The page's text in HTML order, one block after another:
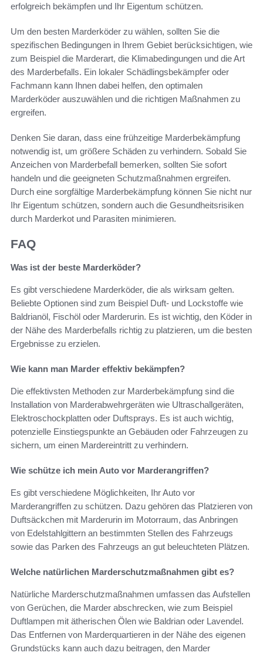
erfolgreich bekämpfen und Ihr Eigentum schützen.
Um den besten Marderköder zu wählen, sollten Sie die
spezifischen Bedingungen in Ihrem Gebiet berücksichtigen, wie
zum Beispiel die Marderart, die Klimabedingungen und die Art
des Marderbefalls. Ein lokaler Schädlingsbekämpfer oder
Fachmann kann Ihnen dabei helfen, den optimalen
Marderköder auszuwählen und die richtigen Maßnahmen zu
ergreifen.
Denken Sie daran, dass eine frühzeitige Marderbekämpfung
notwendig ist, um größere Schäden zu verhindern. Sobald Sie
Anzeichen von Marderbefall bemerken, sollten Sie sofort
handeln und die geeigneten Schutzmaßnahmen ergreifen.
Durch eine sorgfältige Marderbekämpfung können Sie nicht nur
Ihr Eigentum schützen, sondern auch die Gesundheitsrisiken
durch Marderkot und Parasiten minimieren.
FAQ
Was ist der beste Marderköder?
Es gibt verschiedene Marderköder, die als wirksam gelten.
Beliebte Optionen sind zum Beispiel Duft- und Lockstoffe wie
Baldrianöl, Fischöl oder Marderurin. Es ist wichtig, den Köder in
der Nähe des Marderbefalls richtig zu platzieren, um die besten
Ergebnisse zu erzielen.
Wie kann man Marder effektiv bekämpfen?
Die effektivsten Methoden zur Marderbekämpfung sind die
Installation von Marderabwehrgeräten wie Ultraschallgeräten,
Elektroschockplatten oder Duftsprays. Es ist auch wichtig,
potenzielle Einstiegspunkte an Gebäuden oder Fahrzeugen zu
sichern, um einen Mardereintritt zu verhindern.
Wie schütze ich mein Auto vor Marderangriffen?
Es gibt verschiedene Möglichkeiten, Ihr Auto vor
Marderangriffen zu schützen. Dazu gehören das Platzieren von
Duftsäckchen mit Marderurin im Motorraum, das Anbringen
von Edelstahlgittern an bestimmten Stellen des Fahrzeugs
sowie das Parken des Fahrzeugs an gut beleuchteten Plätzen.
Welche natürlichen Marderschutzmaßnahmen gibt es?
Natürliche Marderschutzmaßnahmen umfassen das Aufstellen
von Gerüchen, die Marder abschrecken, wie zum Beispiel
Duftlampen mit ätherischen Ölen wie Baldrian oder Lavendel.
Das Entfernen von Marderquartieren in der Nähe des eigenen
Grundstücks kann auch dazu beitragen, den Marder